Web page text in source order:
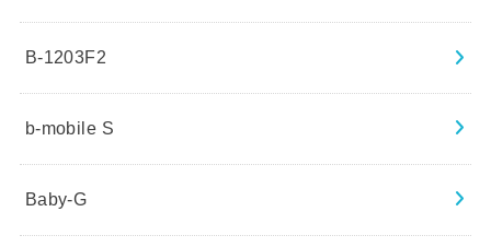
B-1203F2
b-mobile S
Baby-G